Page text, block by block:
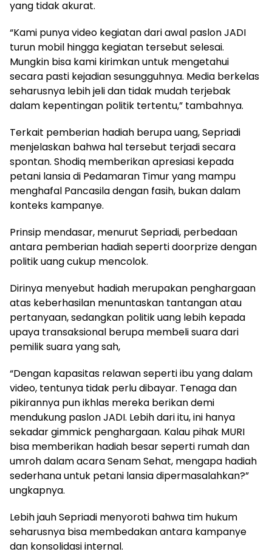
yang tidak akurat.
“Kami punya video kegiatan dari awal paslon JADI
turun mobil hingga kegiatan tersebut selesai.
Mungkin bisa kami kirimkan untuk mengetahui
secara pasti kejadian sesungguhnya. Media berkelas
seharusnya lebih jeli dan tidak mudah terjebak
dalam kepentingan politik tertentu,” tambahnya.
Terkait pemberian hadiah berupa uang, Sepriadi
menjelaskan bahwa hal tersebut terjadi secara
spontan. Shodiq memberikan apresiasi kepada
petani lansia di Pedamaran Timur yang mampu
menghafal Pancasila dengan fasih, bukan dalam
konteks kampanye.
Prinsip mendasar, menurut Sepriadi, perbedaan
antara pemberian hadiah seperti doorprize dengan
politik uang cukup mencolok.
Dirinya menyebut hadiah merupakan penghargaan
atas keberhasilan menuntaskan tantangan atau
pertanyaan, sedangkan politik uang lebih kepada
upaya transaksional berupa membeli suara dari
pemilik suara yang sah,
“Dengan kapasitas relawan seperti ibu yang dalam
video, tentunya tidak perlu dibayar. Tenaga dan
pikirannya pun ikhlas mereka berikan demi
mendukung paslon JADI. Lebih dari itu, ini hanya
sekadar gimmick penghargaan. Kalau pihak MURI
bisa memberikan hadiah besar seperti rumah dan
umroh dalam acara Senam Sehat, mengapa hadiah
sederhana untuk petani lansia dipermasalahkan?”
ungkapnya.
Lebih jauh Sepriadi menyoroti bahwa tim hukum
seharusnya bisa membedakan antara kampanye
dan konsolidasi internal.